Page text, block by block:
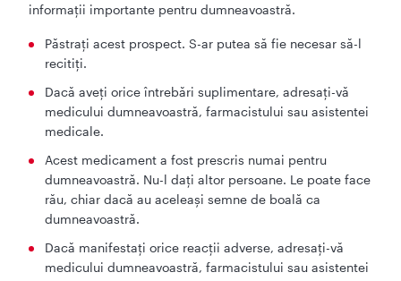
informații importante pentru dumneavoastră.
Păstrați acest prospect. S-ar putea să fie necesar să-l
recitiți.
Dacă aveți orice întrebări suplimentare, adresați-vă
medicului dumneavoastră, farmacistului sau asistentei
medicale.
Acest medicament a fost prescris numai pentru
dumneavoastră. Nu-l dați altor persoane. Le poate face
rău, chiar dacă au aceleași semne de boală ca
dumneavoastră.
Dacă manifestați orice reacții adverse, adresați-vă
medicului dumneavoastră, farmacistului sau asistentei